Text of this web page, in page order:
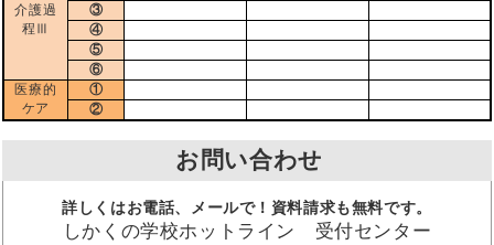
介護過
程Ⅲ
③
④
⑤
⑥
医療的
ケア
①
②
お問い合わせ
詳しくはお電話、メールで！資料請求も無料です。
しかくの学校ホットライン 受付センター